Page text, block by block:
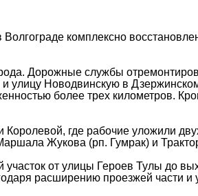
комплексно
Дорожные службы
улицу Новодвинскую в
более трех километров.
где рабочие уложили
Жукова (рп. Гумрак) и
от улицы Героев Тулы до
расширению проезжей части и